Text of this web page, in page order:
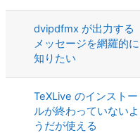
dvipdfmx が出力する
メッセージを網羅的に
知りたい
TeXLive のインストー
ルが終わっていないよ
うだが使える